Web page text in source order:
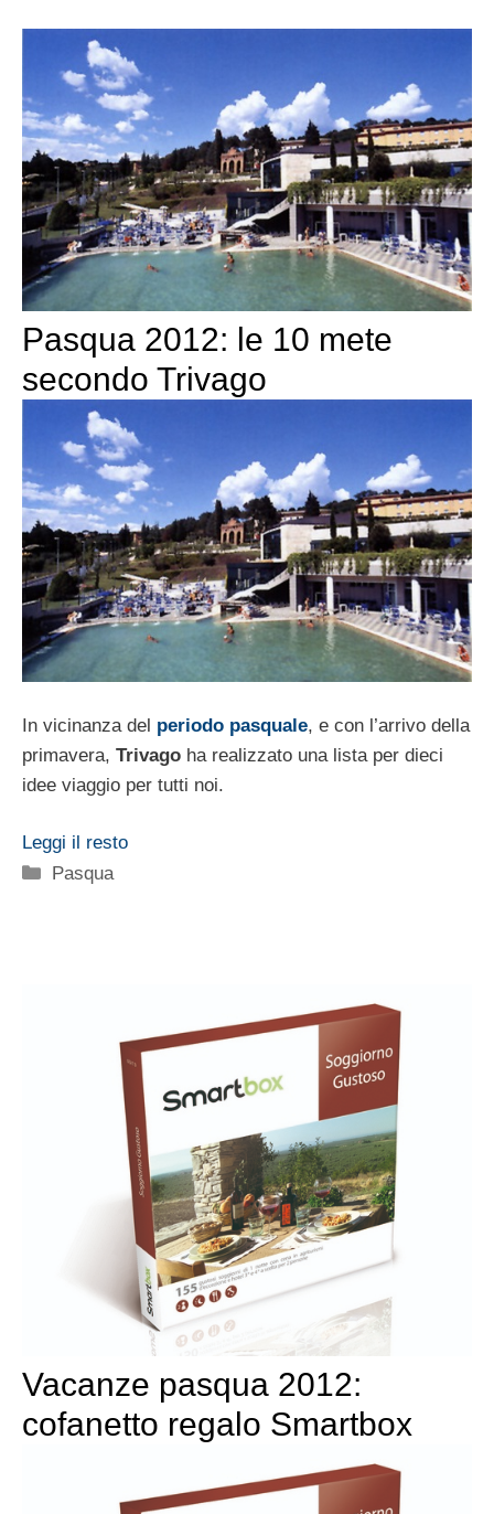
Pasqua 2012: le 10 mete
secondo Trivago
In vicinanza del periodo pasquale, e con l’arrivo della
primavera, Trivago ha realizzato una lista per dieci
idee viaggio per tutti noi.
Leggi il resto
Categorie
Pasqua
Vacanze pasqua 2012:
cofanetto regalo Smartbox